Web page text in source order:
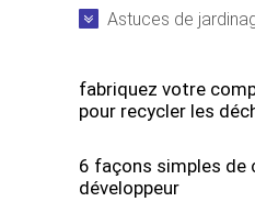
Astuces de
fabriquez votre
pour recycler les
6 façons simples de
développeur